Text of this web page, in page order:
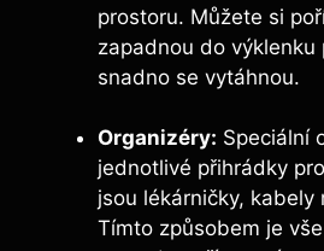
prostoru. Můžete si
zapadnou do výklenku
snadno se vytáhnou.
Organizéry: Speciální
jednotlivé přihrádky
jsou lékárničky, kabely
Tímto způsobem je